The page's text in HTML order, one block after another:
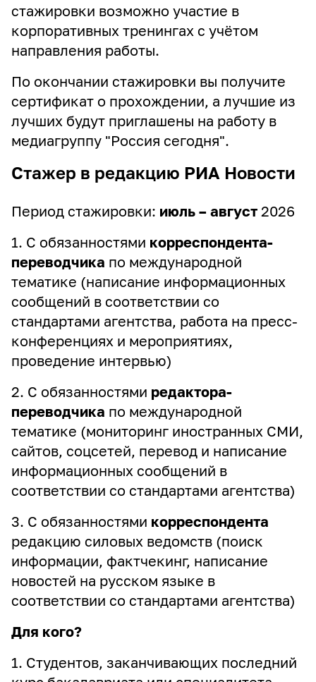
стажировки возможно участие в
корпоративных тренингах с учётом
направления работы.
По окончании стажировки вы получите
сертификат о прохождении, а лучшие из
лучших будут приглашены на работу в
медиагруппу "Россия сегодня".
Стажер в редакцию РИА Новости
Период стажировки: июль – август 2026
1. С обязанностями корреспондента-
переводчика по международной
тематике (написание информационных
сообщений в соответствии со
стандартами агентства, работа на пресс-
конференциях и мероприятиях,
проведение интервью)
2. С обязанностями редактора-
переводчика по международной
тематике (мониторинг иностранных СМИ,
сайтов, соцсетей, перевод и написание
информационных сообщений в
соответствии со стандартами агентства)
3. С обязанностями корреспондента
редакцию силовых ведомств (поиск
информации, фактчекинг, написание
новостей на русском языке в
соответствии со стандартами агентства)
Для кого?
1. Студентов, заканчивающих последний